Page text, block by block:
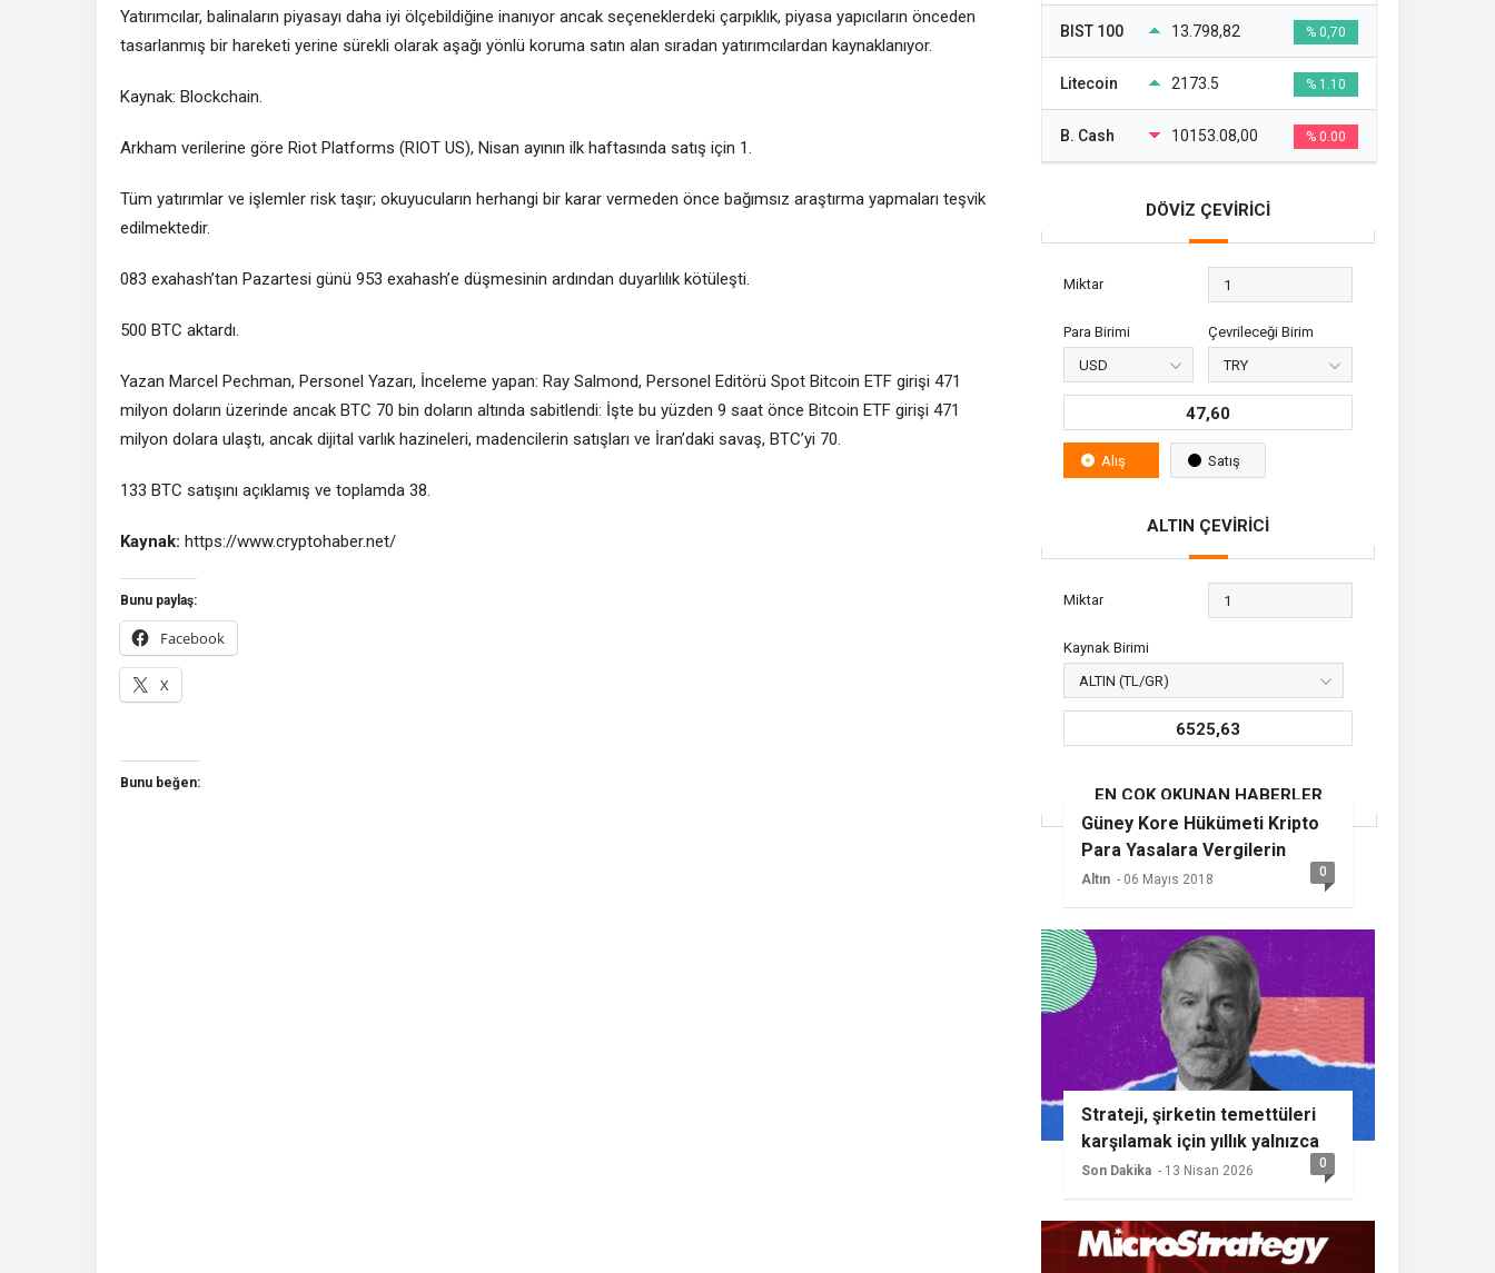
Yatırımcılar, balinaların piyasayı daha iyi ölçebildiğine inanıyor ancak seçeneklerdeki çarpıklık, piyasa yapıcıların önceden
tasarlanmış bir hareketi yerine sürekli olarak aşağı yönlü koruma satın alan sıradan yatırımcılardan kaynaklanıyor.
Kaynak: Blockchain.
Arkham verilerine göre Riot Platforms (RIOT US), Nisan ayının ilk haftasında satış için 1.
Tüm yatırımlar ve işlemler risk taşır; okuyucuların herhangi bir karar vermeden önce bağımsız araştırma yapmaları teşvik
edilmektedir.
083 exahash’tan Pazartesi günü 953 exahash’e düşmesinin ardından duyarlılık kötüleşti.
500 BTC aktardı.
Yazan Marcel Pechman, Personel Yazarı, İnceleme yapan: Ray Salmond, Personel Editörü Spot Bitcoin ETF girişi 471
milyon doların üzerinde ancak BTC 70 bin doların altında sabitlendi: İşte bu yüzden 9 saat önce Bitcoin ETF girişi 471
milyon dolara ulaştı, ancak dijital varlık hazineleri, madencilerin satışları ve İran’daki savaş, BTC’yi 70.
133 BTC satışını açıklamış ve toplamda 38.
Kaynak: https://www.cryptohaber.net/
Bunu paylaş:
Facebook
X
Bunu beğen:
BIST 100 13.798,82 % 0,70
Litecoin 2173.5 % 1.10
B. Cash 10153.08,00 % 0.00
DÖVİZ ÇEVİRİCİ
Miktar
Para Birimi Çevrileceği Birim
47,60
Alış Satış
ALTIN ÇEVİRİCİ
Miktar
Kaynak Birimi
6525,63
EN ÇOK OKUNAN HABERLER
Güney Kore Hükümeti Kripto
Para Yasalara Vergilerin
Getireceğini Açıkladı
Altın - 06 Mayıs 2018 0
Strateji, şirketin temettüleri
karşılamak için yıllık yalnızca
%2 BTC büyümesine ihtiyaç
duyması nedeniyle başka bir
Bitcoin alımının sinyalini
veriyor
Son Dakika - 13 Nisan 2026 0